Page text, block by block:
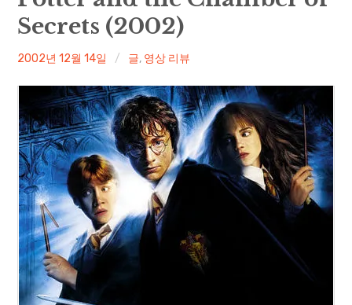
Plebby Quest: The Crusades
Paper Star Fighters
Homemade Studio
Blender Training
English
Secrets (2002)
irene
2002년 12월 14일 글, 영상 리뷰